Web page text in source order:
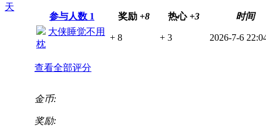
天
参与人数 1 奖励 +8 热心 +3
时间
大侠睡觉不用
枕
+ 8 + 3 2026-7-6
查看全部评分
金币:
奖励: